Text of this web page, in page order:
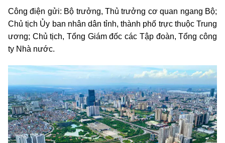
Công điện gửi: Bộ trưởng, Thủ trưởng cơ quan ngang Bộ;
Chủ tịch Ủy ban nhân dân tỉnh, thành phố trực thuộc Trung
ương; Chủ tịch, Tổng Giám đốc các Tập đoàn, Tổng công
ty Nhà nước.